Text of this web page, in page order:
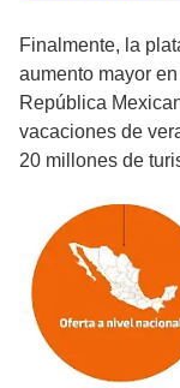
Finalmente, la
aumento mayor
República
vacaciones de
20 millones de